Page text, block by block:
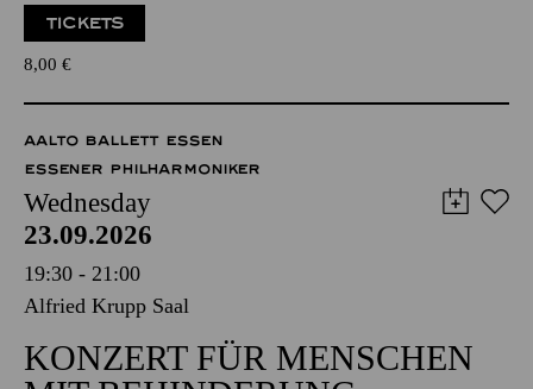
TICKETS
8,00 €
AALTO BALLETT ESSEN
ESSENER PHILHARMONIKER
Wednesday
23.09.2026
19:30 - 21:00
Alfried Krupp Saal
KONZERT FÜR MENSCHEN